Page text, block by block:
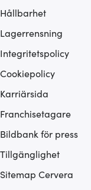
Hållbarhet
Lagerrensning
Integritetspolicy
Cookiepolicy
Karriärsida
Franchisetagare
Bildbank för press
Tillgänglighet
Sitemap Cervera